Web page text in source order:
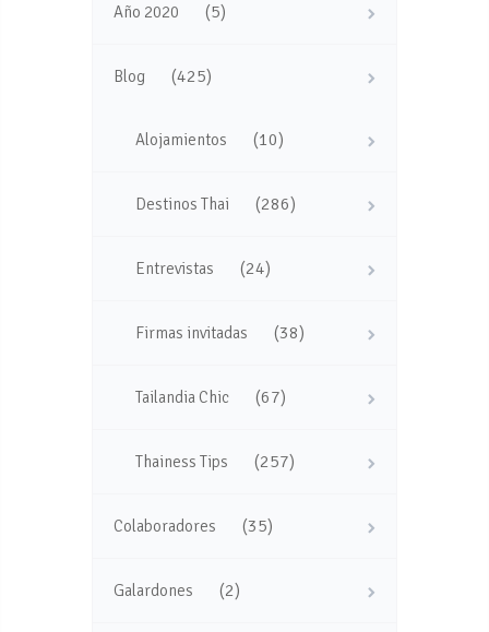
Año 2020 (5)
Blog (425)
Alojamientos (10)
Destinos Thai (286)
Entrevistas (24)
Firmas invitadas (38)
Tailandia Chic (67)
Thainess Tips (257)
Colaboradores (35)
Galardones (2)